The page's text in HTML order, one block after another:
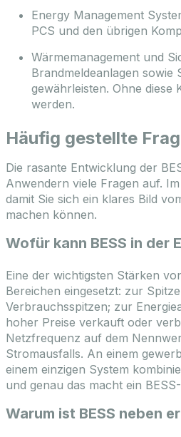
Energy Management
PCS und den übrigen
Wärmemanagement und
Brandmeldeanlagen sowie
gewährleisten. Ohne diese
werden.
Häufig gestellte
Die rasante Entwicklung der
Anwendern viele Fragen auf.
damit Sie sich ein klares Bild
machen können.
Wofür kann BESS in
Eine der wichtigsten Stärken
Bereichen eingesetzt: zur
Verbrauchsspitzen; zur
hoher Preise verkauft oder
Netzfrequenz auf dem
Stromausfalls. An einem
einem einzigen System
und genau das macht ein
Warum ist BESS neben